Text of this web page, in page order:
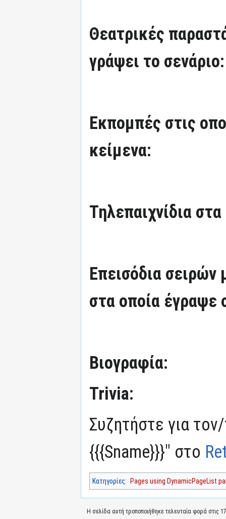
Θεατρικές
γράψει το σενάριο:
Εκπομπές στις
κείμενα:
Τηλεπαιχνίδια
Επεισόδια
στα οποία έγραψε
Βιογραφία:
Trivia:
Συζητήστε για
{{{Sname}}}" στο
Κατηγορίες: Pages using DynamicPageList
Η σελίδα αυτή τροποποιήθηκε τελευταία φορά στις